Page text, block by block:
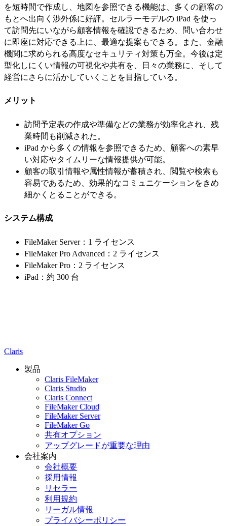
を短時間で作成し、地図を参照できる機能は、多くの顧客の
もとへ出向く渉外係に好評。セルラーモデルの iPad を使っ
て訪問先にいながら顧客情報を確認できるため、問い合わせ
に即座に対応できる上に、最適な提案もできる。また、金融
機関に求められる高度なセキュリティ対策も万全。今後は定
型化しにくい情報の可視化や共有を、日々の業務に、そして
経営にさらに活かしていくことを目指している。
メリット
訪問予定表の作成や準備などの業務が効率化され、残
業時間も削減された。
iPad から多くの情報を参照できるため、顧客への素早
い対応やタイムリーな情報提供が可能。
顧客の取引情報や属性情報が蓄積され、閲覧や検索も
容易であるため、効果的なコミュニケーションをきめ
細かくとることができる。
システム構成
FileMaker Server：1 ライセンス
FileMaker Pro Advanced：2 ライセンス
FileMaker Pro：2 ライセンス
iPad：約 300 台
Claris
製品
Claris FileMaker
Claris Studio
Claris Connect
FileMaker Cloud
FileMaker Server
FileMaker Go
共有オプション
アップグレードが重要な理由
会社案内
会社概要
採用情報
リセラー
利用規約
リーガル情報
プライバシーポリシー